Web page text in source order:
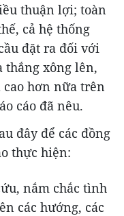
thuận lợi; toàn
cả hệ thống
đặt ra đối với
thắng xông lên,
hơn nữa trên
cáo đã nêu.
đây để các đồng
thực hiện:
nắm chắc tình
các hướng, các